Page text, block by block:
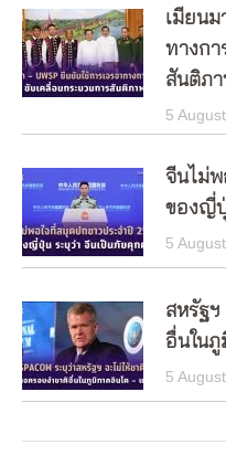
เมียนม
ทางกา
สันติภ
5
จีนไม่
ของญี่
5
สหรัฐฯ
อื่นใน
5